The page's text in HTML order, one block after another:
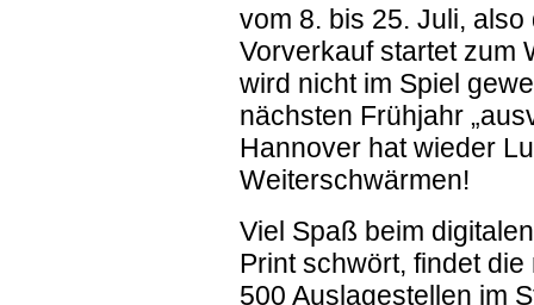
vom 8. bis 25. Juli,
Vorverkauf startet zum
wird nicht im Spiel
nächsten Frühjahr
Hannover hat wieder
Weiterschwärmen!
Viel Spaß beim
Print schwört, findet
500 Auslagestellen im